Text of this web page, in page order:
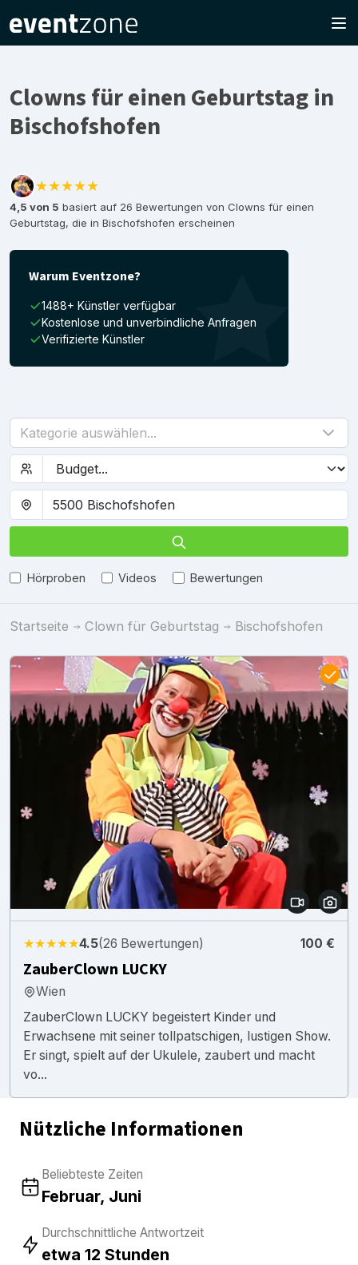
Clowns für einen Geburtstag in
Bischofshofen
★★★★★
4,5 von 5 basiert auf 26 Bewertungen von Clowns für einen
Geburtstag, die in Bischofshofen erscheinen
Warum Eventzone?
1488+ Künstler verfügbar
Kostenlose und unverbindliche Anfragen
Verifizierte Künstler
Kategorie auswählen...
Hörproben Videos Bewertungen
Startseite Clown für Geburtstag Bischofshofen
★★★★★4.5(26 Bewertungen) 100 €
ZauberClown LUCKY
Wien
ZauberClown LUCKY begeistert Kinder und
Erwachsene mit seiner tollpatschigen, lustigen Show.
Er singt, spielt auf der Ukulele, zaubert und macht
vo...
Nützliche Informationen
Beliebteste Zeiten
Februar, Juni
Durchschnittliche Antwortzeit
etwa 12 Stunden